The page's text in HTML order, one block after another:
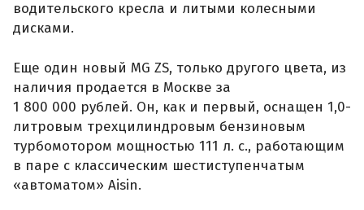
водительского кресла и литыми колесными
дисками.
Еще один новый MG ZS, только другого цвета, из
наличия продается в Москве за
1 800 000 рублей. Он, как и первый, оснащен 1,0-
литровым трехцилиндровым бензиновым
турбомотором мощностью 111 л. с., работающим
в паре с классическим шестиступенчатым
«автоматом» Aisin.